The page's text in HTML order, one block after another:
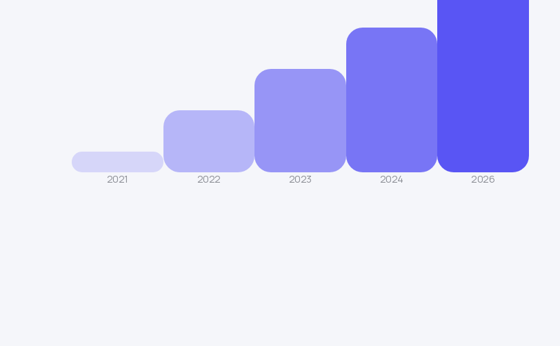
2021 2022 2023 2024 2026